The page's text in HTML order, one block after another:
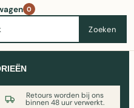
Zoeken
0
Retours worden bij ons
binnen 48 uur verwerkt.
Vergelijk alle prijzen op